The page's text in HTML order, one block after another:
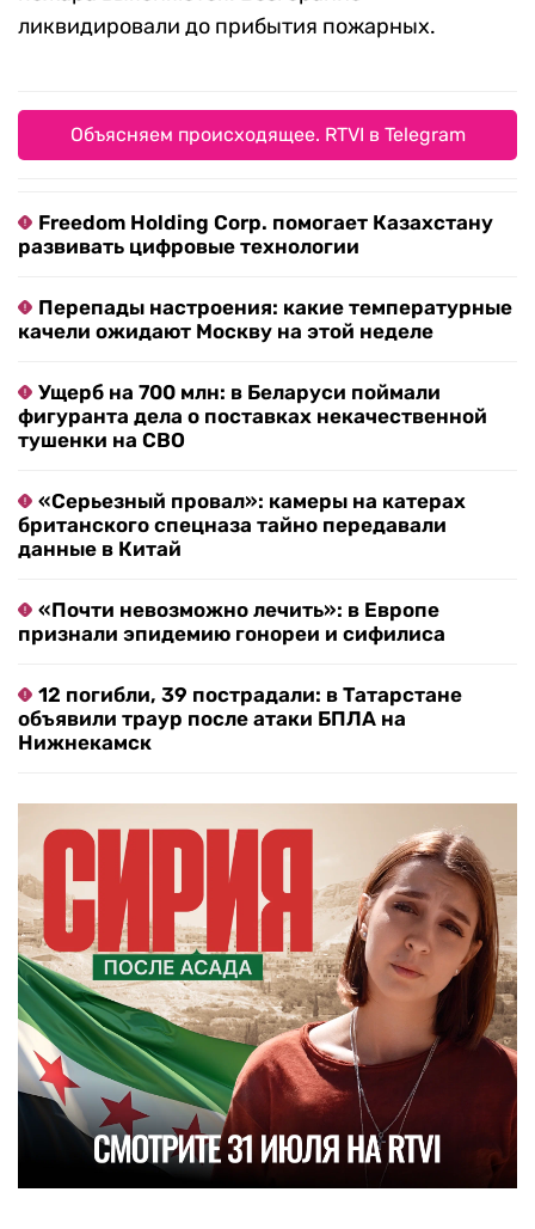
ликвидировали до прибытия пожарных.
Объясняем происходящее. RTVI в Telegram
Freedom Holding Corp. помогает Казахстану
развивать цифровые технологии
Перепады настроения: какие температурные
качели ожидают Москву на этой неделе
Ущерб на 700 млн: в Беларуси поймали
фигуранта дела о поставках некачественной
тушенки на СВО
«Серьезный провал»: камеры на катерах
британского спецназа тайно передавали
данные в Китай
«Почти невозможно лечить»: в Европе
признали эпидемию гонореи и сифилиса
12 погибли, 39 пострадали: в Татарстане
объявили траур после атаки БПЛА на
Нижнекамск